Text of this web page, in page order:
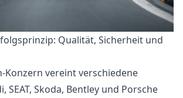
Qualität, Sicherheit und
Konzern vereint verschiedene
SEAT, Skoda, Bentley und Porsche